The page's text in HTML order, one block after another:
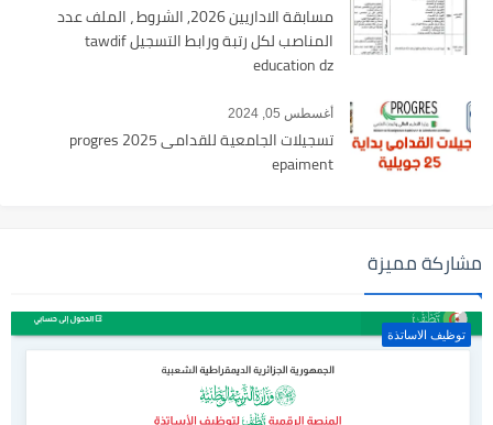
مسابقة الاداريين 2026, الشروط ، الملف عدد
المناصب لكل رتبة ورابط التسجيل tawdif
education dz
أغسطس 05, 2024
تسجيلات الجامعية للقدامى 2025 progres
epaiment
مشاركة مميزة
توظيف الاساتذة